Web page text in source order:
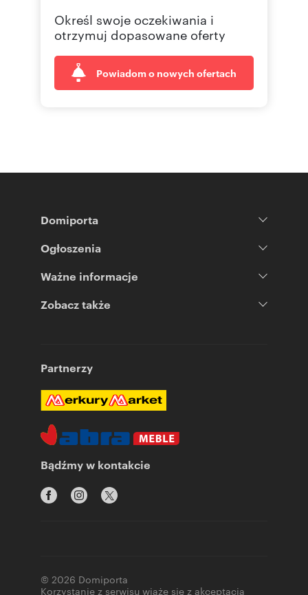
Określ swoje oczekiwania i
otrzymuj dopasowane oferty
Powiadom o nowych ofertach
Domiporta
Ogłoszenia
Ważne informacje
Zobacz także
Partnerzy
Bądźmy w kontakcie
© 2026 Domiporta
Korzystanie z serwisu wiąże się z akceptacją